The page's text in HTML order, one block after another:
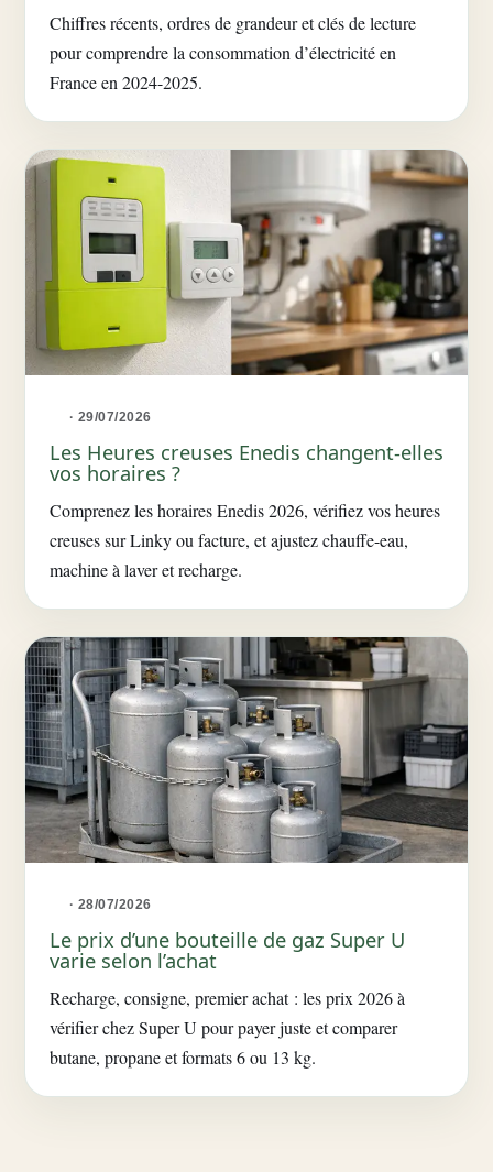
Chiffres récents, ordres de grandeur et clés de lecture
pour comprendre la consommation d’électricité en
France en 2024-2025.
· 29/07/2026
Les Heures creuses Enedis changent-elles
vos horaires ?
Comprenez les horaires Enedis 2026, vérifiez vos heures
creuses sur Linky ou facture, et ajustez chauffe-eau,
machine à laver et recharge.
· 28/07/2026
Le prix d’une bouteille de gaz Super U
varie selon l’achat
Recharge, consigne, premier achat : les prix 2026 à
vérifier chez Super U pour payer juste et comparer
butane, propane et formats 6 ou 13 kg.